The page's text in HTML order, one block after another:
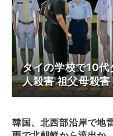
タイの学校で10
人殺害 祖父母殺
韓国、北西部沿岸で地